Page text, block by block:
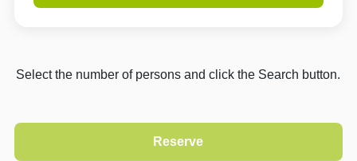
Select the number of persons and click the Search button.